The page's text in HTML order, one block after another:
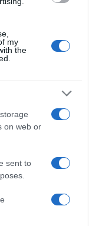
my
the
on web or
sent to
να